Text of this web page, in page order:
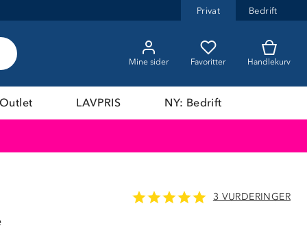
Privat Bedrift
Mine sider Favoritter Handlekurv
LAVPRIS NY: Bedrift
3 VURDERINGER